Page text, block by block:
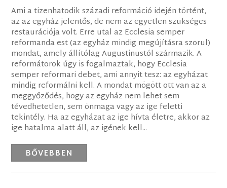
Ami a tizenhatodik századi reformáció idején történt,
az az egyház jelentős, de nem az egyetlen szükséges
restaurációja volt. Erre utal az Ecclesia semper
reformanda est (az egyház mindig megújításra szorul)
mondat, amely állítólag Augustinustól származik. A
reformátorok úgy is fogalmaztak, hogy Ecclesia
semper reformari debet, ami annyit tesz: az egyházat
mindig reformálni kell. A mondat mögött ott van az a
meggyőződés, hogy az egyház nem lehet sem
tévedhetetlen, sem önmaga vagy az ige feletti
tekintély. Ha az egyházat az ige hívta életre, akkor az
ige hatalma alatt áll, az igének kell...
BŐVEBBEN